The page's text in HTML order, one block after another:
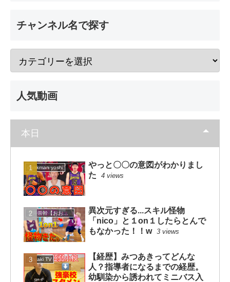
チャンネル名で探す
人気動画
本日
dunkman yoshi
やっと〇〇の意図がわかりまし
た
4 views
大井崇幹【おおいたかよし】
異次元すぎる...スキル怪物
「nico」と１on１したらとんで
もなかった！！w 3 views
mituaki TV
【経歴】みつあきってどんな
人？指導者になるまでの経歴。
幼馴染から誘われてミニバス入